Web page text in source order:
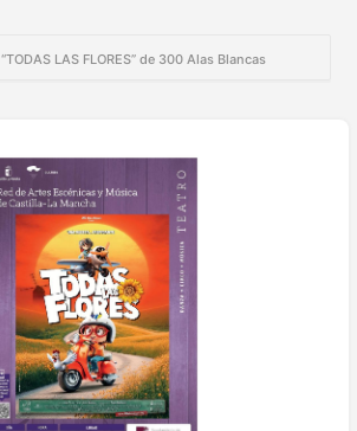
“TODAS LAS FLORES” de 300 Alas Blancas